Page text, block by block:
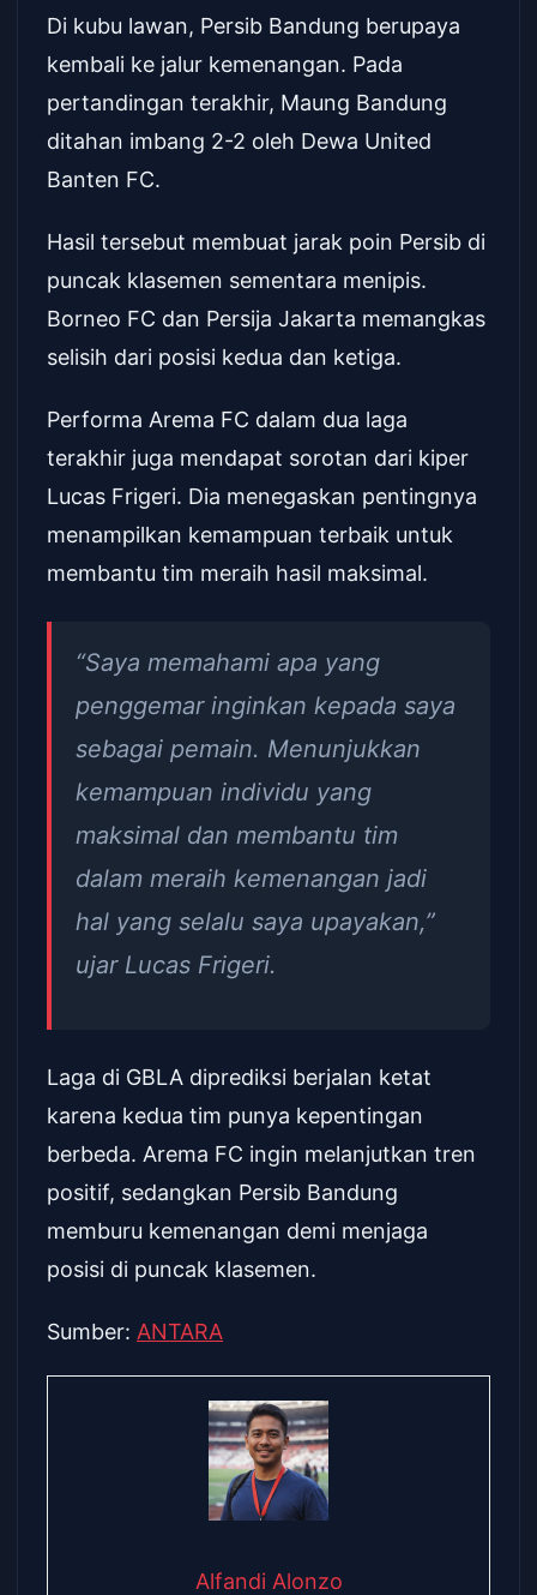
Di kubu lawan, Persib Bandung berupaya
kembali ke jalur kemenangan. Pada
pertandingan terakhir, Maung Bandung
ditahan imbang 2-2 oleh Dewa United
Banten FC.
Hasil tersebut membuat jarak poin Persib di
puncak klasemen sementara menipis.
Borneo FC dan Persija Jakarta memangkas
selisih dari posisi kedua dan ketiga.
Performa Arema FC dalam dua laga
terakhir juga mendapat sorotan dari kiper
Lucas Frigeri. Dia menegaskan pentingnya
menampilkan kemampuan terbaik untuk
membantu tim meraih hasil maksimal.
“Saya memahami apa yang
penggemar inginkan kepada saya
sebagai pemain. Menunjukkan
kemampuan individu yang
maksimal dan membantu tim
dalam meraih kemenangan jadi
hal yang selalu saya upayakan,”
ujar Lucas Frigeri.
Laga di GBLA diprediksi berjalan ketat
karena kedua tim punya kepentingan
berbeda. Arema FC ingin melanjutkan tren
positif, sedangkan Persib Bandung
memburu kemenangan demi menjaga
posisi di puncak klasemen.
Sumber: ANTARA
Alfandi Alonzo